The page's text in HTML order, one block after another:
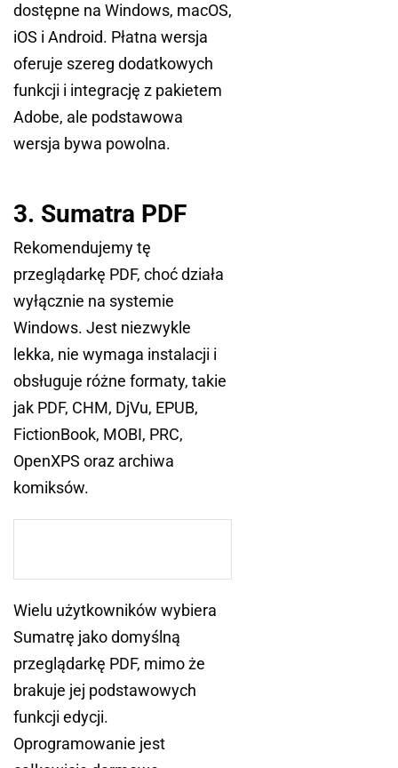
dostępne na Windows, macOS,
iOS i Android. Płatna wersja
oferuje szereg dodatkowych
funkcji i integrację z pakietem
Adobe, ale podstawowa
wersja bywa powolna.
3. Sumatra PDF
Rekomendujemy tę
przeglądarkę PDF, choć działa
wyłącznie na systemie
Windows. Jest niezwykle
lekka, nie wymaga instalacji i
obsługuje różne formaty, takie
jak PDF, CHM, DjVu, EPUB,
FictionBook, MOBI, PRC,
OpenXPS oraz archiwa
komiksów.
Wielu użytkowników wybiera
Sumatrę jako domyślną
przeglądarkę PDF, mimo że
brakuje jej podstawowych
funkcji edycji.
Oprogramowanie jest